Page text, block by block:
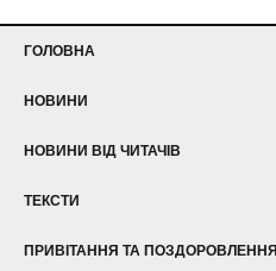
ГОЛОВНА
НОВИНИ
НОВИНИ ВІД ЧИТАЧІВ
ТЕКСТИ
ПРИВІТАННЯ ТА ПОЗДОРОВЛЕННЯ